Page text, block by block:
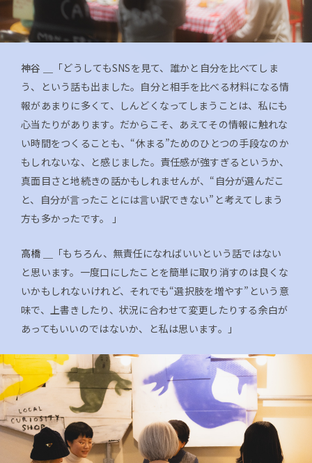
神谷 ＿
「どうしてもSNSを見て、誰かと自分を比べてしま
う、という話も出ました。自分と相手を比べる材料になる情
報があまりに多くて、しんどくなってしまうことは、私にも
心当たりがあります。だからこそ、あえてその情報に触れな
い時間をつくることも、“休まる”ためのひとつの手段なのか
もしれないな、と感じました。責任感が強すぎるというか、
真面目さと地続きの話かもしれませんが、“自分が選んだこ
と、自分が言ったことには言い訳できない”と考えてしまう
方も多かったです。 」
高橋 ＿
「もちろん、無責任になればいいという話ではない
と思います。一度口にしたことを簡単に取り消すのは良くな
いかもしれないけれど、それでも“選択肢を増やす”という意
味で、上書きしたり、状況に合わせて変更したりする余白が
あってもいいのではないか、と私は思います。」